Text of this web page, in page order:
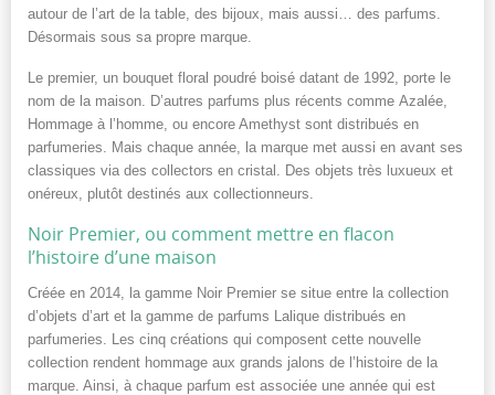
autour de l’art de la table, des bijoux, mais aussi… des parfums.
Désormais sous sa propre marque.
Le premier, un bouquet floral poudré boisé datant de 1992, porte le
nom de la maison. D’autres parfums plus récents comme Azalée,
Hommage à l’homme, ou encore Amethyst sont distribués en
parfumeries. Mais chaque année, la marque met aussi en avant ses
classiques via des collectors en cristal. Des objets très luxueux et
onéreux, plutôt destinés aux collectionneurs.
Noir Premier, ou comment mettre en flacon
l’histoire d’une maison
Créée en 2014, la gamme Noir Premier se situe entre la collection
d’objets d’art et la gamme de parfums Lalique distribués en
parfumeries. Les cinq créations qui composent cette nouvelle
collection rendent hommage aux grands jalons de l’histoire de la
marque. Ainsi, à chaque parfum est associée une année qui est